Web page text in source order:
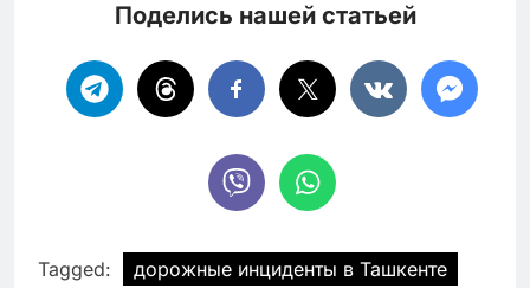
Поделись нашей статьей
Tagged: дорожные инциденты в Ташкенте